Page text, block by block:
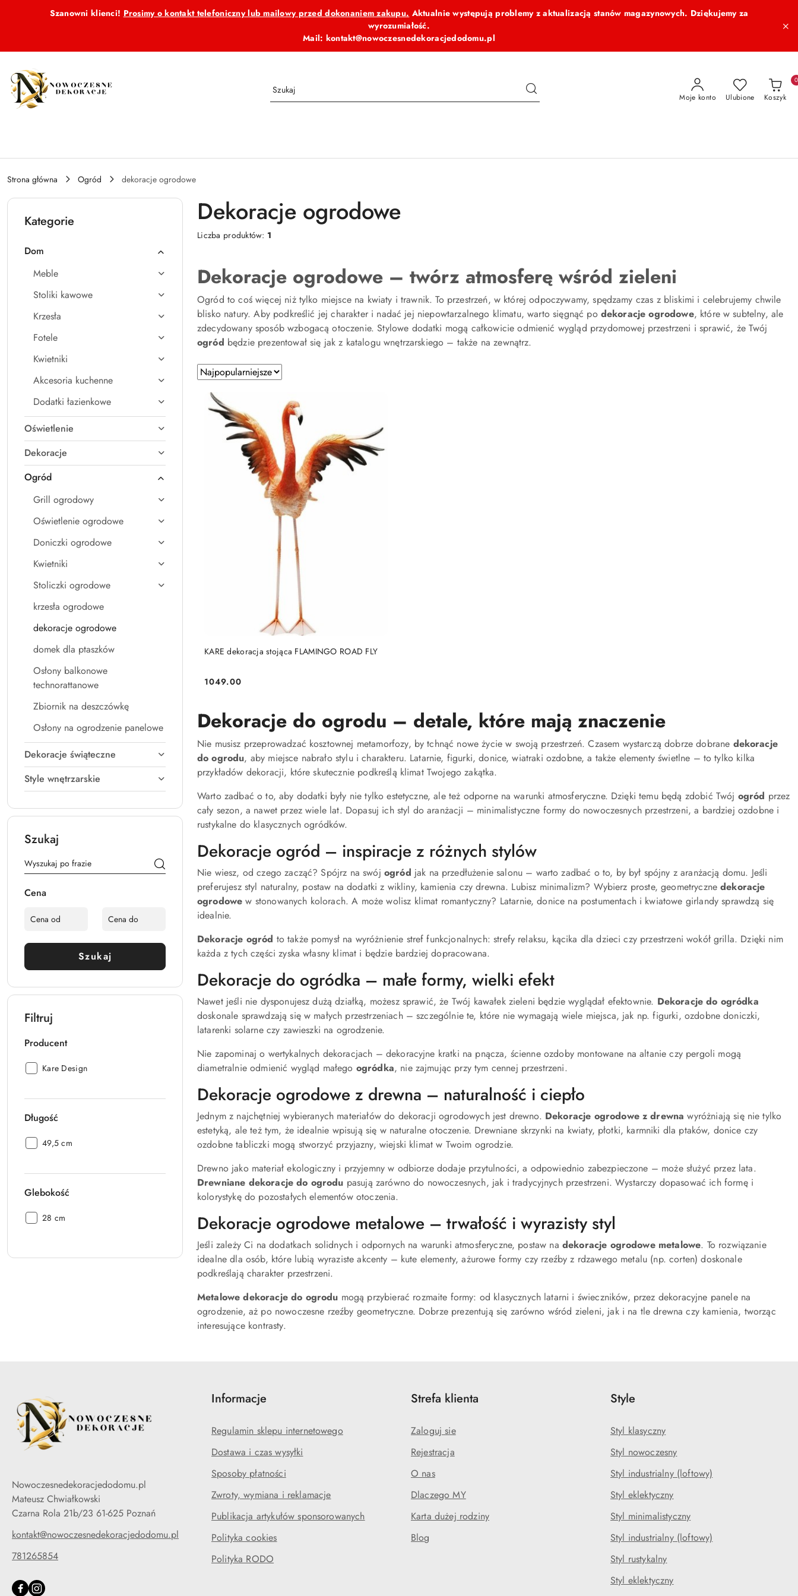
Przejdź do treści głównej
Przejdź do wyszukiwarki
Przejdź do moje konto
Przejdź do menu głównego
Przejdź do stopki
Szanowni klienci! Prosimy o kontakt telefoniczny lub mailowy przed dokonaniem zakupu. Aktualnie występują problemy z aktualizacją stanów magazynowych. Dziękujemy za
wyrozumiałość.
Mail: kontakt@nowoczesnedekoracjedodomu.pl
Moje konto Ulubione Koszyk
0
Strona główna Ogród dekoracje ogrodowe
Kategorie
Dom
Meble
Stoliki kawowe
Krzesła
Fotele
Kwietniki
Akcesoria kuchenne
Dodatki łazienkowe
Oświetlenie
Dekoracje
Ogród
Grill ogrodowy
Oświetlenie ogrodowe
Doniczki ogrodowe
Kwietniki
Stoliczki ogrodowe
krzesła ogrodowe
dekoracje ogrodowe
domek dla ptaszków
Osłony balkonowe
technorattanowe
Zbiornik na deszczówkę
Osłony na ogrodzenie panelowe
Dekoracje świąteczne
Style wnętrzarskie
Szukaj
Cena
Szukaj
Filtruj
Producent
Producent:
Kare Design
Długość
Długość:
49,5 cm
Glebokość
Glebokość:
28 cm
Dekoracje ogrodowe
Liczba produktów: 1
Dekoracje ogrodowe – twórz atmosferę wśród zieleni
Ogród to coś więcej niż tylko miejsce na kwiaty i trawnik. To przestrzeń, w której odpoczywamy, spędzamy czas z bliskimi i celebrujemy chwile
blisko natury. Aby podkreślić jej charakter i nadać jej niepowtarzalnego klimatu, warto sięgnąć po dekoracje ogrodowe, które w subtelny, ale
zdecydowany sposób wzbogacą otoczenie. Stylowe dodatki mogą całkowicie odmienić wygląd przydomowej przestrzeni i sprawić, że Twój
ogród będzie prezentował się jak z katalogu wnętrzarskiego – także na zewnątrz.
Zastosowano
sortowanie:
Najpopularniejsze.
Sortuj
według
KARE dekoracja stojąca FLAMINGO ROAD FLY
Cena:
1049.00
DO KOSZYKA
Dekoracje do ogrodu – detale, które mają znaczenie
Nie musisz przeprowadzać kosztownej metamorfozy, by tchnąć nowe życie w swoją przestrzeń. Czasem wystarczą dobrze dobrane dekoracje
do ogrodu, aby miejsce nabrało stylu i charakteru. Latarnie, figurki, donice, wiatraki ozdobne, a także elementy świetlne – to tylko kilka
przykładów dekoracji, które skutecznie podkreślą klimat Twojego zakątka.
Warto zadbać o to, aby dodatki były nie tylko estetyczne, ale też odporne na warunki atmosferyczne. Dzięki temu będą zdobić Twój ogród przez
cały sezon, a nawet przez wiele lat. Dopasuj ich styl do aranżacji – minimalistyczne formy do nowoczesnych przestrzeni, a bardziej ozdobne i
rustykalne do klasycznych ogródków.
Dekoracje ogród – inspiracje z różnych stylów
Nie wiesz, od czego zacząć? Spójrz na swój ogród jak na przedłużenie salonu – warto zadbać o to, by był spójny z aranżacją domu. Jeśli
preferujesz styl naturalny, postaw na dodatki z wikliny, kamienia czy drewna. Lubisz minimalizm? Wybierz proste, geometrycznedekoracje
ogrodowe w stonowanych kolorach. A może wolisz klimat romantyczny? Latarnie, donice na postumentach i kwiatowe girlandy sprawdzą się
idealnie.
Dekoracje ogród to także pomysł na wyróżnienie stref funkcjonalnych: strefy relaksu, kącika dla dzieci czy przestrzeni wokół grilla. Dzięki nim
każda z tych części zyska własny klimat i będzie bardziej dopracowana.
Dekoracje do ogródka – małe formy, wielki efekt
Nawet jeśli nie dysponujesz dużą działką, możesz sprawić, że Twój kawałek zieleni będzie wyglądał efektownie. Dekoracje do ogródka
doskonale sprawdzają się w małych przestrzeniach – szczególnie te, które nie wymagają wiele miejsca, jak np. figurki, ozdobne doniczki,
latarenki solarne czy zawieszki na ogrodzenie.
Nie zapominaj o wertykalnych dekoracjach – dekoracyjne kratki na pnącza, ścienne ozdoby montowane na altanie czy pergoli mogą
diametralnie odmienić wygląd małego ogródka, nie zajmując przy tym cennej przestrzeni.
Dekoracje ogrodowe z drewna – naturalność i ciepło
Jednym z najchętniej wybieranych materiałów do dekoracji ogrodowych jest drewno. Dekoracje ogrodowe z drewna wyróżniają się nie tylko
estetyką, ale też tym, że idealnie wpisują się w naturalne otoczenie. Drewniane skrzynki na kwiaty, płotki, karmniki dla ptaków, donice czy
ozdobne tabliczki mogą stworzyć przyjazny, wiejski klimat w Twoim ogrodzie.
Drewno jako materiał ekologiczny i przyjemny w odbiorze dodaje przytulności, a odpowiednio zabezpieczone – może służyć przez lata.
Drewniane dekoracje do ogrodu pasują zarówno do nowoczesnych, jak i tradycyjnych przestrzeni. Wystarczy dopasować ich formę i
kolorystykę do pozostałych elementów otoczenia.
Dekoracje ogrodowe metalowe – trwałość i wyrazisty styl
Jeśli zależy Ci na dodatkach solidnych i odpornych na warunki atmosferyczne, postaw na dekoracje ogrodowe metalowe. To rozwiązanie
idealne dla osób, które lubią wyraziste akcenty – kute elementy, ażurowe formy czy rzeźby z rdzawego metalu (np. corten) doskonale
podkreślają charakter przestrzeni.
Metalowe dekoracje do ogrodu mogą przybierać rozmaite formy: od klasycznych latarni i świeczników, przez dekoracyjne panele na
ogrodzenie, aż po nowoczesne rzeźby geometryczne. Dobrze prezentują się zarówno wśród zieleni, jak i na tle drewna czy kamienia, tworząc
interesujące kontrasty.
Nowoczesnedekoracjedodomu.pl
Mateusz Chwiałkowski
Czarna Rola 21b/23 61-625 Poznań
kontakt@nowoczesnedekoracjedodomu.pl
781265854
Informacje
Regulamin sklepu internetowego
Dostawa i czas wysyłki
Sposoby płatności
Zwroty, wymiana i reklamacje
Publikacja artykułów sponsorowanych
Polityka cookies
Polityka RODO
Strefa klienta
Zaloguj sie
Rejestracja
O nas
Dlaczego MY
Karta dużej rodziny
Blog
Style
Styl klasyczny
Styl nowoczesny
Styl industrialny (loftowy)
Styl eklektyczny
Styl minimalistyczny
Styl industrialny (loftowy)
Styl rustykalny
Styl eklektyczny